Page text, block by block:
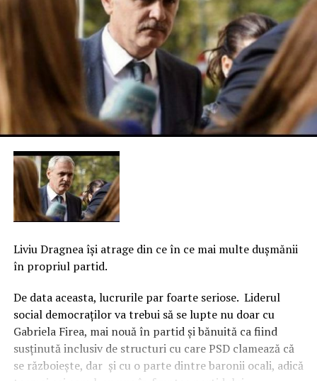
Liviu Dragnea îşi atrage din ce în ce mai multe duşmănii
în propriul partid.
De data aceasta, lucrurile par foarte seriose. Liderul
social democraţilor va trebui să se lupte nu doar cu
Gabriela Firea, mai nouă în partid şi bănuită ca fiind
susţinută inclusiv de structuri cu care PSD clamează că
se războieşte, dar şi cu o parte dintre baronii ocali, adică